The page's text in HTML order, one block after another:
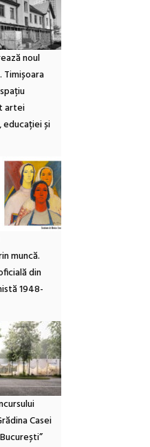
noul
Timișoara
artei
și
muncă.
din
1948-
Casei